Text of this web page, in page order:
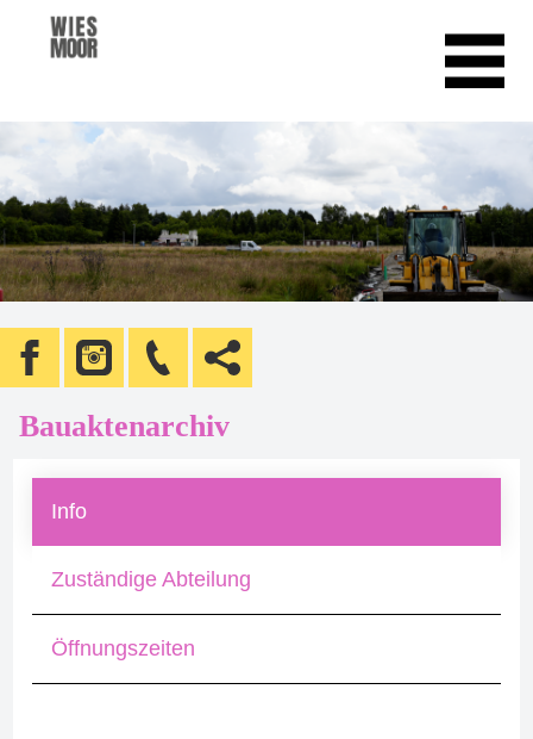
Bauaktenarchiv
Info
Zuständige Abteilung
Öffnungszeiten